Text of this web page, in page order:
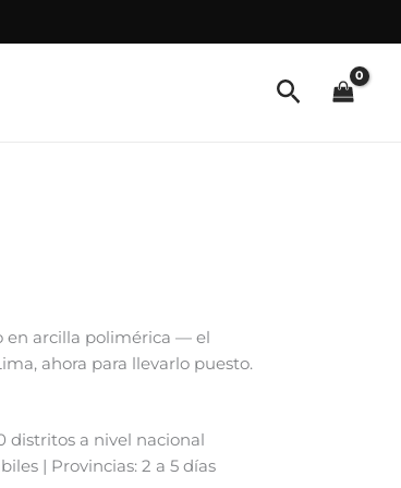
en arcilla polimérica — el
ahora para llevarlo puesto.
distritos a nivel nacional
| Provincias: 2 a 5 días